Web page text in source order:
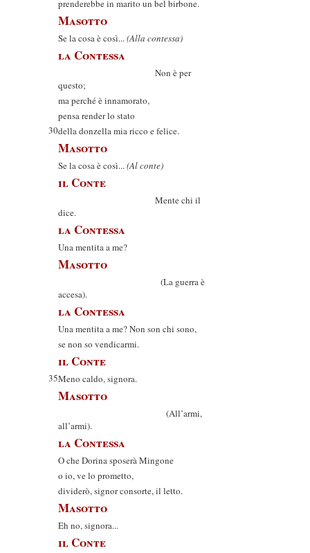
prenderebbe in marito un bel birbone.
Masotto
Se la cosa è così...(Alla contessa)
la Contessa
Non è per
questo;
ma perché è innamorato,
pensa render lo stato
30della donzella mia ricco e felice.
Masotto
Se la cosa è così...(Al conte)
il Conte
Mente chi il
dice.
la Contessa
Una mentita a me?
Masotto
(La guerra è
accesa).
la Contessa
Una mentita a me? Non son chi sono,
se non so vendicarmi.
il Conte
35Meno caldo, signora.
Masotto
(All’armi,
all’armi).
la Contessa
O che Dorina sposerà Mingone
o io, ve lo prometto,
dividerò, signor consorte, il letto.
Masotto
Eh no, signora...
il Conte